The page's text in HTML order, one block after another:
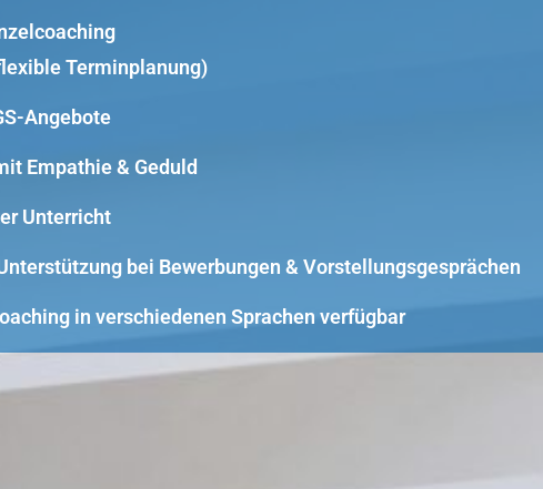
Terminplanung)
Angebote
Empathie & Geduld
Unterricht
bei Bewerbungen & Vorstellungsgesprächen
in verschiedenen Sprachen verfügbar